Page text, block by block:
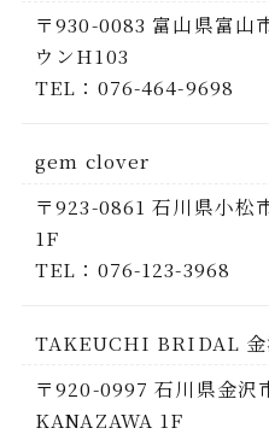
〒930-0083 富山県富山
ウンH103
TEL：076-464-9698
gem clover
〒923-0861 石川県小
1F
TEL：076-123-3968
TAKEUCHI BRIDAL 金
〒920-0997 石川県金沢
KANAZAWA 1F